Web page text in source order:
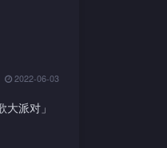
2022-06-03
派对」